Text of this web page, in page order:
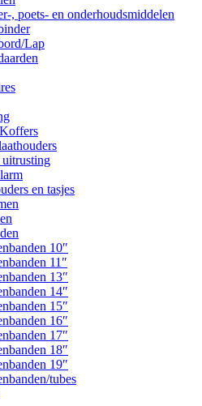
, poets- en onderhoudsmiddelen
Lap
en tasjes
10″
11″
13″
14″
15″
16″
17″
18″
19″
tubes